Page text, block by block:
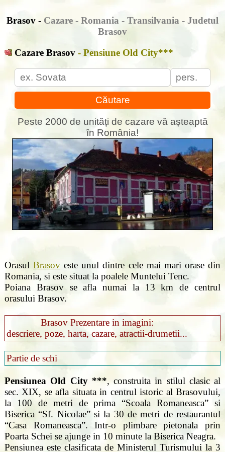
Brasov - Cazare - Romania - Transilvania - Judetul
Brasov
Cazare Brasov - Pensiune Old City***
Căutare
Peste 2000 de unități de cazare vă așteaptă
în România!
OrasulBrasov este unul dintre cele mai mari orase din
Romania, si este situat la poalele Muntelui Tenc.
Poiana Brasov se afla numai la 13 km de centrul
orasului Brasov.
Brasov Prezentare in imagini:
descriere, poze, harta, cazare, atractii-drumetii...
Partie de schi
Pensiunea Old City ***, construita in stilul clasic al
sec. XIX, se afla situata in centrul istoric al Brasovului,
la 100 de metri de prima “Scoala Romaneasca” si
Biserica “Sf. Nicolae” si la 30 de metri de restaurantul
“Casa Romaneasca”. Intr-o plimbare pietonala prin
Poarta Schei se ajunge in 10 minute la Biserica Neagra.
Pensiunea este clasificata de Ministerul Turismului la 3